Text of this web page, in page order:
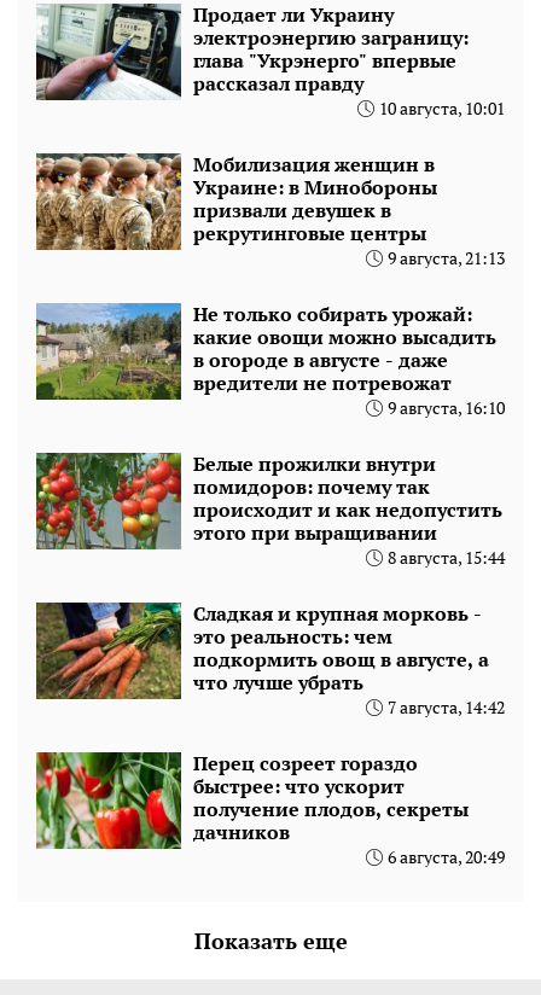
Продает ли Украину
электроэнергию заграницу:
глава "Укрэнерго" впервые
рассказал правду
10 августа, 10:01
Мобилизация женщин в
Украине: в Минобороны
призвали девушек в
рекрутинговые центры
9 августа, 21:13
Не только собирать урожай:
какие овощи можно высадить
в огороде в августе - даже
вредители не потревожат
9 августа, 16:10
Белые прожилки внутри
помидоров: почему так
происходит и как недопустить
этого при выращивании
8 августа, 15:44
Сладкая и крупная морковь -
это реальность: чем
подкормить овощ в августе, а
что лучше убрать
7 августа, 14:42
Перец созреет гораздо
быстрее: что ускорит
получение плодов, секреты
дачников
6 августа, 20:49
Показать еще